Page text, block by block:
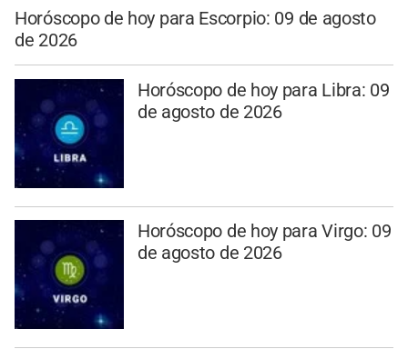
Horóscopo de hoy para Escorpio: 09 de agosto
de 2026
Horóscopo de hoy para Libra: 09
de agosto de 2026
Horóscopo de hoy para Virgo: 09
de agosto de 2026